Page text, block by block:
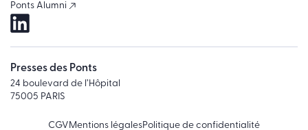
Ponts Alumni
Presses des Ponts
24 boulevard de l’Hôpital
75005 PARIS
CGVMentions légalesPolitique de confidentialité